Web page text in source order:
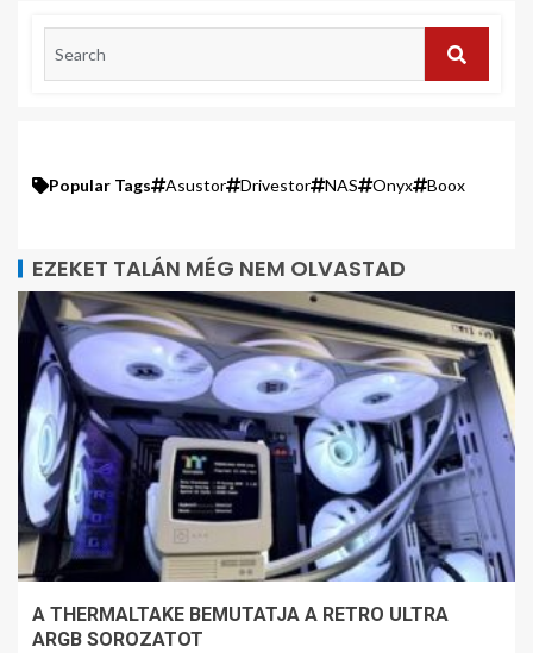
Popular Tags Asustor Drivestor NAS Onyx Boox
EZEKET TALÁN MÉG NEM OLVASTAD
A THERMALTAKE BEMUTATJA A RETRO ULTRA
ARGB SOROZATOT